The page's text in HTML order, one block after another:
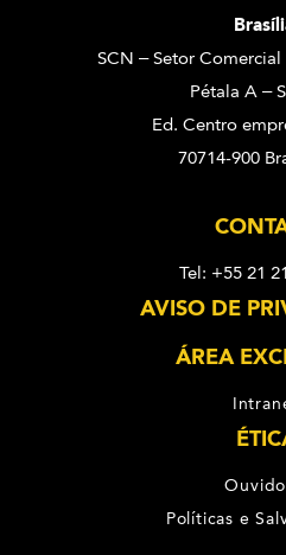
SCN – Setor
Pétala A –
Ed. Centro
70714-900
Tel: +55 21
AVISO DE
ÁREA
Políticas e